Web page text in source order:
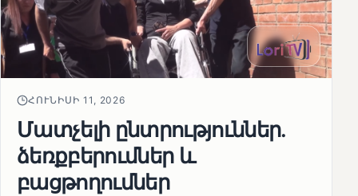
ՀՈՒՆԻՍԻ 11, 2026
Մատչելի ընտրություններ.
ձեռքբերումներ և
բացթողումներ